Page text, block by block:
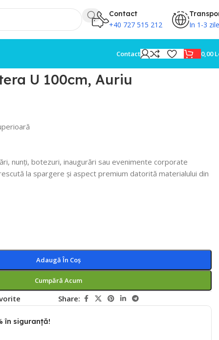
Contact
+40 727 515 212 In 1-3 zile
Contact 0,00
U 100cm, Auriu
nunți, botezuri, inaugurări sau evenimente corporate
la spargere și aspect premium datorită materialului din
Adaugă În Coș
Cumpără Acum
Share:
în siguranță!